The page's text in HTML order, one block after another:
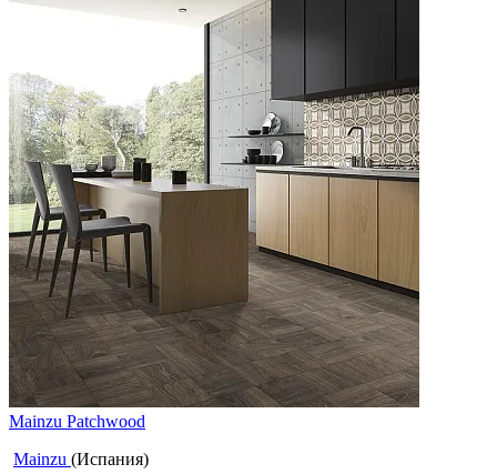
Mainzu Patchwood
Mainzu (Испания)